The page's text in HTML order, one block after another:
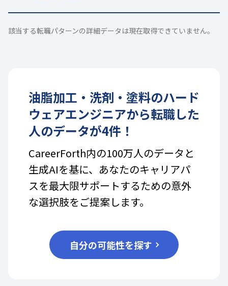
該当する転職パターンの詳細データは現在取得できていません。
油脂加工・洗剤・塗料のハード
ウェアエンジニアから転職した
人のデータが4件！
CareerForth内の100万人のデータと
生成AIを基に、あなたのキャリアパ
スを最大限サポートするための意外
な選択肢をご提案します。
自分の可能性を探す